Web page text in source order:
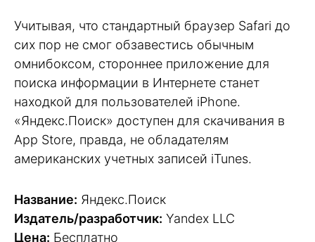
Учитывая, что стандартный браузер Safari до
сих пор не смог обзавестись обычным
омнибоксом, стороннее приложение для
поиска информации в Интернете станет
находкой для пользователей iPhone.
«Яндекс.Поиск» доступен для скачивания в
App Store, правда, не обладателям
американских учетных записей iTunes.
Название: Яндекс.Поиск
Издатель/разработчик: Yandex LLC
Цена: Бесплатно